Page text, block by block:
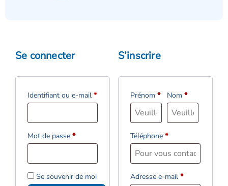
Se connecter
Identifiant ou e-mail *
Mot de passe *
Se souvenir de moi
S’inscrire
Prénom * Nom *
Téléphone *
Adresse e-mail *